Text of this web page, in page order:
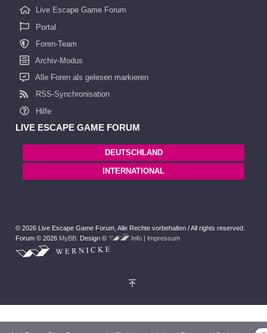
Live Escape Game Forum
Portal
Foren-Team
Archiv-Modus
Alle Foren als gelesen markieren
RSS-Synchronisation
Hilfe
LIVE ESCAPE GAME FORUM
DEUTSCHLAND
INTERNATIONAL
© 2026 Live Escape Game Forum, Alle Rechte vorbehalten / All rights reserved.
Forum © 2026 MyBB. Design © Info | Impressum